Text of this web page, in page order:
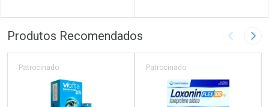
FECHAR
Laboratório
FECHAR
Por Menos Laboratório
Por Menos
Produtos Recomendados Imagem
Patrocinado Patrocinado